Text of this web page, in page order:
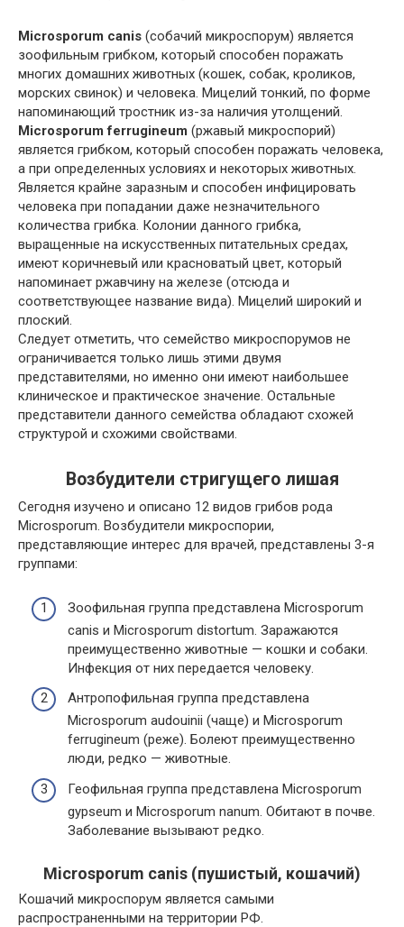
Microsporum canis (собачий микроспорум) является
зоофильным грибком, который способен поражать
многих домашних животных (кошек, собак, кроликов,
морских свинок) и человека. Мицелий тонкий, по форме
напоминающий тростник из-за наличия утолщений.
Microsporum ferrugineum (ржавый микроспорий)
является грибком, который способен поражать человека,
а при определенных условиях и некоторых животных.
Является крайне заразным и способен инфицировать
человека при попадании даже незначительного
количества грибка. Колонии данного грибка,
выращенные на искусственных питательных средах,
имеют коричневый или красноватый цвет, который
напоминает ржавчину на железе (отсюда и
соответствующее название вида). Мицелий широкий и
плоский.
Следует отметить, что семейство микроспорумов не
ограничивается только лишь этими двумя
представителями, но именно они имеют наибольшее
клиническое и практическое значение. Остальные
представители данного семейства обладают схожей
структурой и схожими свойствами.
Возбудители стригущего лишая
Сегодня изучено и описано 12 видов грибов рода
Microsporum. Возбудители микроспории,
представляющие интерес для врачей, представлены 3-я
группами:
Зоофильная группа представлена Microsporum
canis и Microsporum distortum. Заражаются
преимущественно животные — кошки и собаки.
Инфекция от них передается человеку.
Антропофильная группа представлена
Microsporum audouinii (чаще) и Microsporum
ferrugineum (реже). Болеют преимущественно
люди, редко — животные.
Геофильная группа представлена Microsporum
gypseum и Microsporum nanum. Обитают в почве.
Заболевание вызывают редко.
Microsporum canis (пушистый, кошачий)
Кошачий микроспорум является самыми
распространенными на территории РФ.